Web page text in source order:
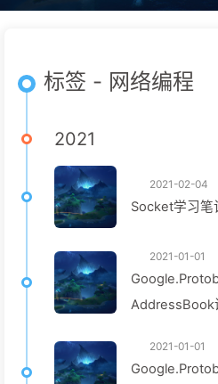
标签 - 网络编程
2021
2021-02-04
Socket学习笔
2021-01-01
AddressBook
2021-01-01